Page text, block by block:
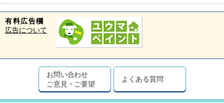
有料広告欄
広告について
お問い合わせ
ご意見・ご要望
よくある質問